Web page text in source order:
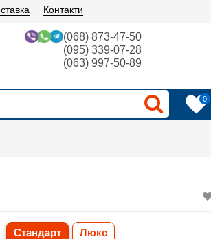
Контакти
(068) 873-47-50
(095) 339-07-28
(063) 997-50-89
0
Стандарт Люкс